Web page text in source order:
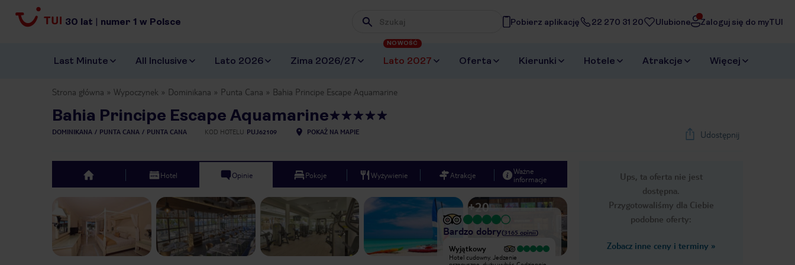
30 lat | numer 1 w Polsce Wpisz frazę, której szukasz
Pobierz aplikację 22 270 31 20 Ulubione Zaloguj się do myTUI
Last Minute All Inclusive Lato 2026 Zima 2026/27 Lato 2027
NOWOŚĆ
Oferta Kierunki Hotele Atrakcje Więcej
Strona główna Wypoczynek Dominikana Punta Cana Bahia Principe Escape Aquamarine
Bahia Principe Escape Aquamarine
DOMINIKANA PUNTA CANA PUNTA CANA KOD HOTELU PUJ62109 POKAŻ NA MAPIE Udostępnij
Ups, ta oferta nie jest
dostępna.
Przygotowaliśmy dla Ciebie
podobne oferty:
Zobacz inne ceny i terminy »
top Hotel Opinie Pokoje Wyżywienie Atrakcje
Ważne
informacje
Next slide
1/26
+20
Bardzo dobry(3165 opinii)
Wyjątkowy
Luxury Bahia Principe Ambar Green
Wyjątkowy
Hotel cudowny. Jedzenie
Bardzo dobry Wyjątkowy